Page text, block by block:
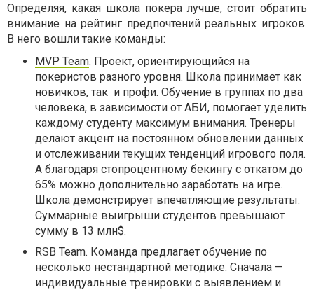
Определяя, какая школа покера лучше, стоит обратить
внимание на рейтинг предпочтений реальных игроков.
В него вошли такие команды:
MVP Team. Проект, ориентирующийся на
покеристов разного уровня. Школа принимает как
новичков, так и профи. Обучение в группах по два
человека, в зависимости от АБИ, помогает уделить
каждому студенту максимум внимания. Тренеры
делают акцент на постоянном обновлении данных
и отслеживании текущих тенденций игрового поля.
А благодаря стопроцентному бекингу с откатом до
65% можно дополнительно заработать на игре.
Школа демонстрирует впечатляющие результаты.
Суммарные выигрыши студентов превышают
сумму в 13 млн$.
RSB Team. Команда предлагает обучение по
несколько нестандартной методике. Сначала —
индивидуальные тренировки с выявлением и